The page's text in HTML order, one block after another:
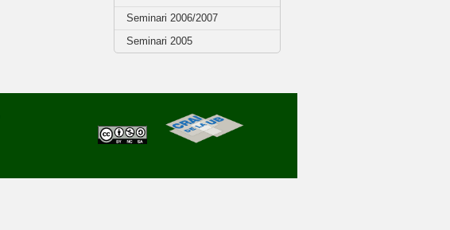
Seminari 2006/2007
Seminari 2005